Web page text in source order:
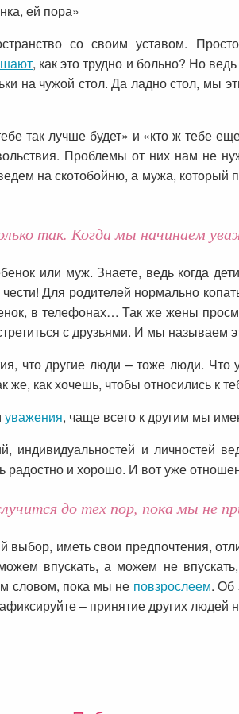
ей пора»
со своим уставом.
, как это трудно и больно? Но
на чужой стол. Да ладно стол, мы
так лучше будет» и «кто ж тебе
Проблемы от них нам не
на скотобойню, а мужа, который
так. Когда мы начинаем
или муж. Знаете, ведь когда
Для родителей нормально
в телефонах… Так же жены
с друзьями. И мы называем
что другие люди – тоже люди.
же, как хочешь, чтобы относились к
уважения, чаще всего к другим мы
индивидуальностей и личностей
радостно и хорошо. И вот уже
до тех пор, пока мы не
выбор, иметь свои предпочтения,
впускать, а можем не
словом, пока мы не повзрослеем. Об
– принятие других людей